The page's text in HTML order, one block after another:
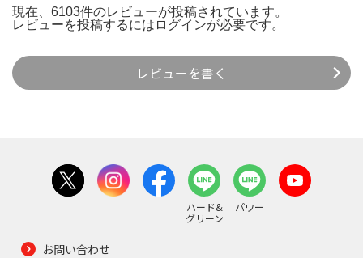
現在、6103件のレビューが投稿されています。
レビューを投稿するには ログインが必要です。
レビューを書く
ハード&
グリーン
パワー
お問い合わせ